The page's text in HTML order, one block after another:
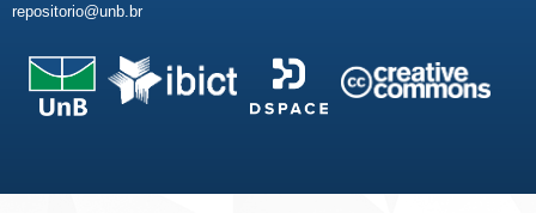
repositorio@unb.br